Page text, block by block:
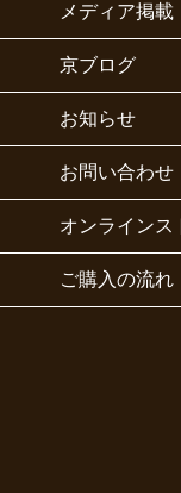
メディア掲載
京ブログ
お知らせ
お問い合わせ
オンラインス
ご購入の流れ